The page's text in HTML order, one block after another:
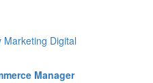
Digital
Manager